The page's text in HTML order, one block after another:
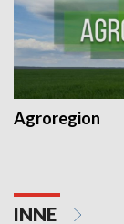
Agroregion
INNE